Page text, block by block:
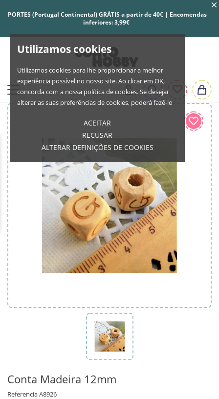
Utilizamos cookies
Utilizamos cookies para lhe proporcionar a melhor
experiência possível no nosso site. Ao clicar em OK,
concorda com a nossa política de cookies. Se desejar
alterar as suas preferências de cookies, poderá fazê-lo
ACEITAR
RECUSAR
ALTERAR DEFINIÇÕES DE COOKIES
PORTES (Portugal Continental) GRÁTIS a partir de 40€ | Encomendas
inferiores: 3,99€
Conta Madeira 12mm
ReferenciaA8926